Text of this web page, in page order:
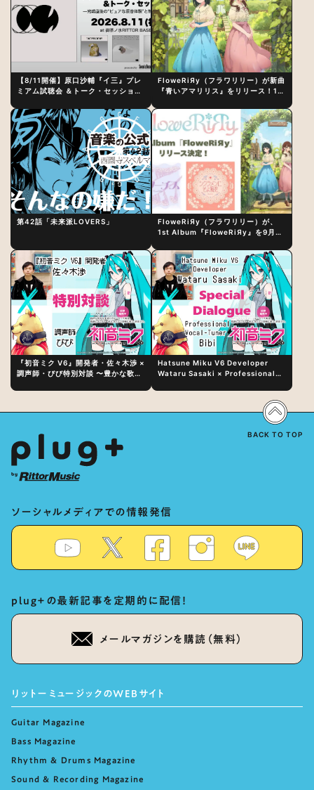
【8/11開催】原口沙輔『イ三』プレ
ミアム試聴会 ＆トーク・セッション
制作秘話
FloweRiЯy（フラワリリー）が新曲
『青いアマリリス』をリリース！1st
第42話「未来派LOVERS」
FloweRiЯy（フラワリリー）が、
1st Album『FloweRiЯy』を9月23
『初音ミク V6』開発者・佐々木渉 ×
調声師・びび特別対談 〜豊かな歌声
Hatsune Miku V6 Developer
Wataru Sasaki × Professional
Vocal Expression Lies in “Love
for the singing characters” and
ソーシャルメディアでの情報発信
plug+の最新記事を定期的に配信！
メールマガジンを購読（無料）
リットーミュージックのWEBサイト
Guitar Magazine
Bass Magazine
Rhythm & Drums Magazine
Sound & Recording Magazine
BACK TO TOP